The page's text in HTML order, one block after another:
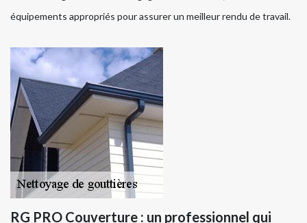
équipements appropriés pour assurer un meilleur rendu de travail.
RG PRO Couverture : un professionnel qui